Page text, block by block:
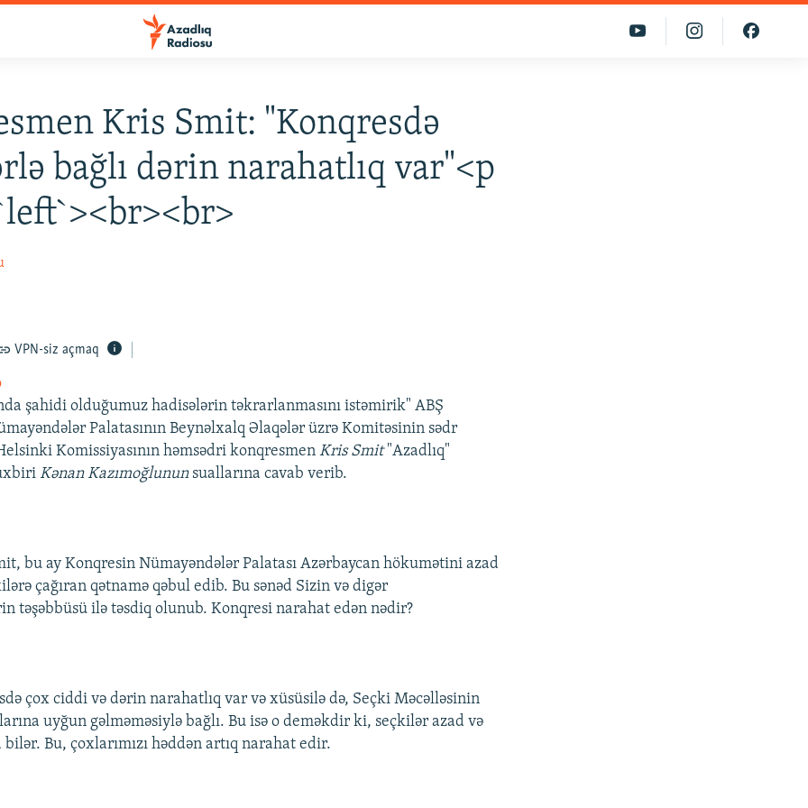
Kris Smit: "Konqresdə
bağlı dərin narahatlıq var"<p
VPN-siz açmaq
şahidi olduğumuz hadisələrin təkrarlanmasını istəmirik" ABŞ
Palatasının Beynəlxalq Əlaqələr üzrə Komitəsinin sədr
Komissiyasının həmsədri konqresmenKris Smit"Azadlıq"
Kənan Kazımoğlununsuallarına cavab verib.
bu ay Konqresin Nümayəndələr Palatası Azərbaycan hökumətini azad
çağıran qətnamə qəbul edib. Bu sənəd Sizin və digər
təşəbbüsü ilə təsdiq olunub. Konqresi narahat edən nədir?
çox ciddi və dərin narahatlıq var və xüsüsilə də, Seçki Məcəlləsinin
uyğun gəlməməsiylə bağlı. Bu isə o deməkdir ki, seçkilər azad və
Bu, çoxlarımızı həddən artıq narahat edir.